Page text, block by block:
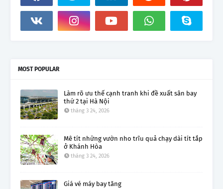
MOST POPULAR
Làm rõ ưu thế cạnh tranh khi đề xuất sân bay
thứ 2 tại Hà Nội
tháng 3 24, 2026
Mê tít những vườn nho trĩu quả chạy dài tít tắp
ở Khánh Hòa
tháng 3 24, 2026
Giá vé máy bay tăng